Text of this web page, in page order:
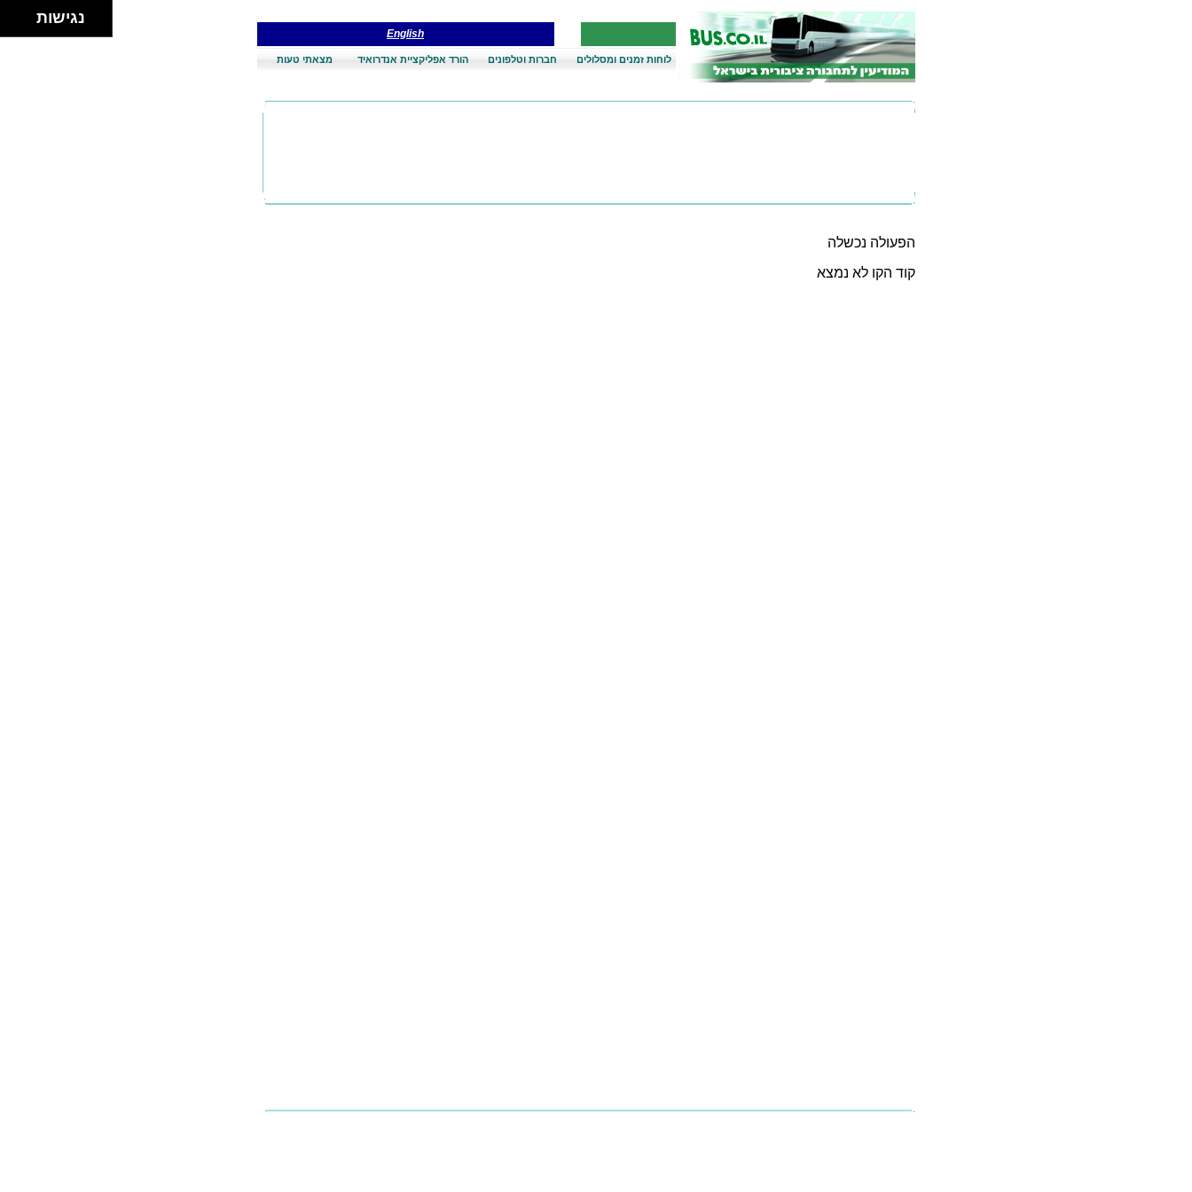
English
לוחות זמנים ומסלולים חברות וטלפונים הורד אפליקציית אנדרואיד מצאתי טעות
הפעולה נכשלה
קוד הקו לא נמצא
נגישות